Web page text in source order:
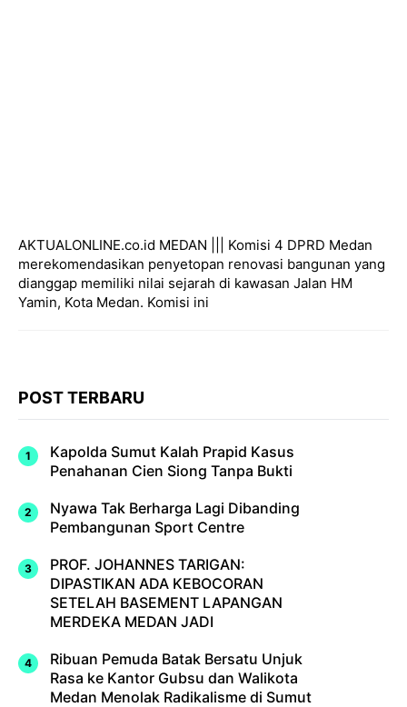
AKTUALONLINE.co.id MEDAN ||| Komisi 4 DPRD Medan
merekomendasikan penyetopan renovasi bangunan yang
dianggap memiliki nilai sejarah di kawasan Jalan HM
Yamin, Kota Medan. Komisi ini
POST TERBARU
Kapolda Sumut Kalah Prapid Kasus
Penahanan Cien Siong Tanpa Bukti
Nyawa Tak Berharga Lagi Dibanding
Pembangunan Sport Centre
PROF. JOHANNES TARIGAN:
DIPASTIKAN ADA KEBOCORAN
SETELAH BASEMENT LAPANGAN
MERDEKA MEDAN JADI
Ribuan Pemuda Batak Bersatu Unjuk
Rasa ke Kantor Gubsu dan Walikota
Medan Menolak Radikalisme di Sumut